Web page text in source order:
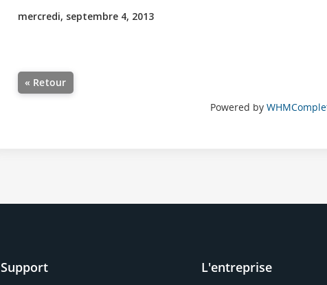
mercredi, septembre 4, 2013
« Retour
Powered by
Support L'entreprise